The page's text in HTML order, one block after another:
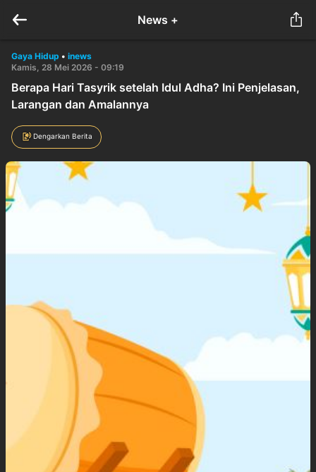
News +
Gaya Hidup • inews
Kamis, 28 Mei 2026 - 09:19
Berapa Hari Tasyrik setelah Idul Adha? Ini Penjelasan,
Larangan dan Amalannya
Dengarkan Berita